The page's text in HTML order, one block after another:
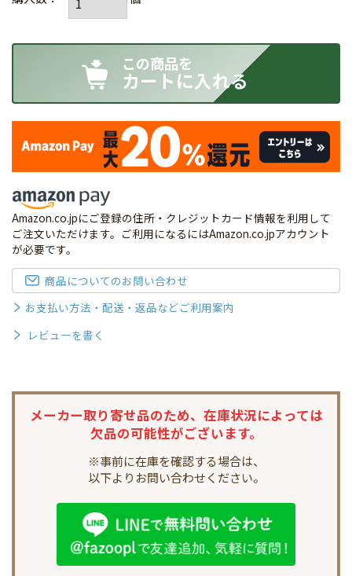
カートに入れる
Amazon.co.jpにご登録の住所・クレジットカード情報を利用して
ご注文いただけます。ご利用になるにはAmazon.co.jpアカウント
が必要です。
商品についてのお問い合わせ
お支払い方法・配送・返品などご利用案内
レビューを書く
メーカー取り寄せ品のため、 在庫状況によっては
欠品の可能性がございます。
※事前に在庫を確認する場合は、
以下よりお問い合わせください。